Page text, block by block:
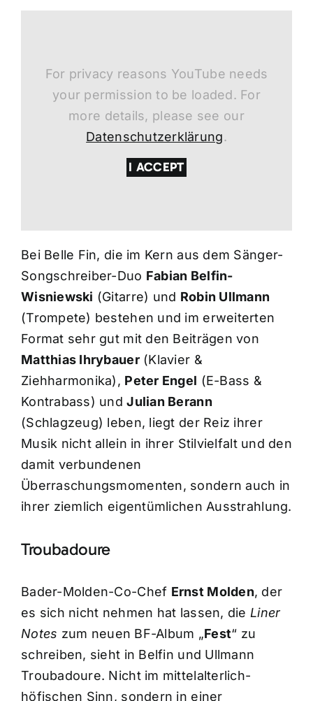
For privacy reasons YouTube needs
your permission to be loaded. For
more details, please see our
Datenschutzerklärung.
I ACCEPT
Bei Belle Fin, die im Kern aus dem Sänger-
Songschreiber-Duo Fabian Belfin-
Wisniewski (Gitarre) und Robin Ullmann
(Trompete) bestehen und im erweiterten
Format sehr gut mit den Beiträgen von
Matthias Ihrybauer(Klavier &
Ziehharmonika), Peter Engel (E-Bass &
Kontrabass) undJulian Berann
(Schlagzeug) leben, liegt der Reiz ihrer
Musik nicht allein in ihrer Stilvielfalt und den
damit verbundenen
Überraschungsmomenten, sondern auch in
ihrer ziemlich eigentümlichen Ausstrahlung.
Troubadoure
Bader-Molden-Co-Chef Ernst Molden, der
es sich nicht nehmen hat lassen, die Liner
Notes zum neuen BF-Album „Fest“ zu
schreiben, sieht in Belfin und Ullmann
Troubadoure. Nicht im mittelalterlich-
höfischen Sinn, sondern in einer